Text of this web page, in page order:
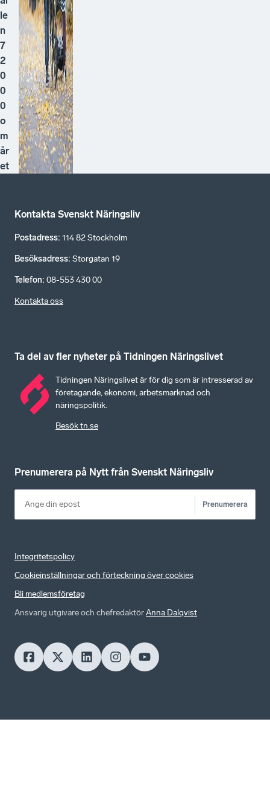
le
n
7
2
0
0
0
o
m
år
et
Kontakta Svenskt Näringsliv
Postadress: 114 82 Stockholm
Besöksadress: Storgatan 19
Telefon: 08-553 430 00
Kontakta oss
Ta del av fler nyheter på Tidningen Näringslivet
Tidningen Näringslivet är för dig som är intresserad av
företagande, ekonomi, arbetsmarknad och
näringspolitik.
Besök tn.se
Prenumerera på Nytt från Svenskt Näringsliv
Prenumerera
Integritetspolicy
Cookieinställningar och förteckning över cookies
Bli medlemsföretag
Ansvarig utgivare och chefredaktörAnna Dalqvist